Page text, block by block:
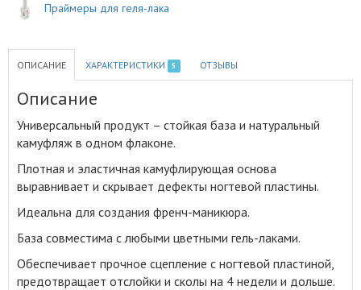
Праймеры для геля-лака
ОПИСАНИЕ ХАРАКТЕРИСТИКИ 5 ОТЗЫВЫ
Описание
Универсальный продукт – стойкая база и натуральный
камуфляж в одном флаконе.
Плотная и эластичная камуфлирующая основа
выравнивает и скрывает дефекты ногтевой пластины.
Идеальна для создания френч-маникюра.
База совместима с любыми цветными гель-лаками.
Обеспечивает прочное сцепление с ногтевой пластиной,
предотвращает отслойки и сколы на 4 недели и дольше.